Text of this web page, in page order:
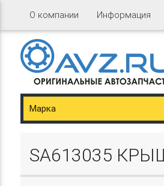
О компании Информация
SA613035